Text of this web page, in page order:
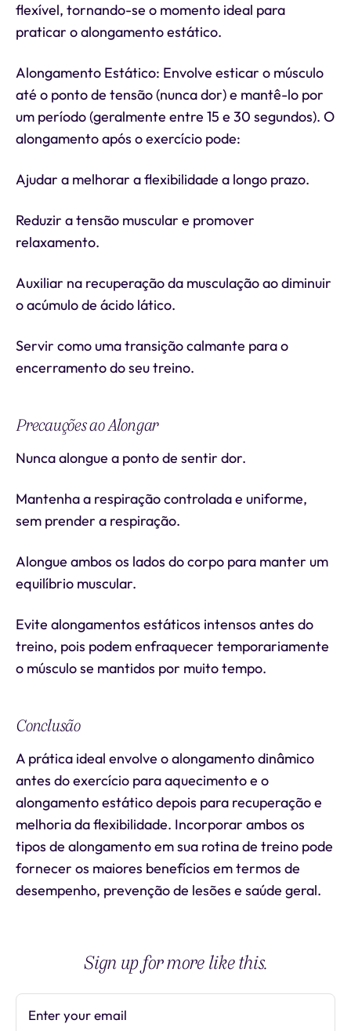
flexível, tornando-se o momento ideal para
praticar o alongamento estático.
Alongamento Estático: Envolve esticar o músculo
até o ponto de tensão (nunca dor) e mantê-lo por
um período (geralmente entre 15 e 30 segundos). O
alongamento após o exercício pode:
Ajudar a melhorar a flexibilidade a longo prazo.
Reduzir a tensão muscular e promover
relaxamento.
Auxiliar na recuperação da musculação ao diminuir
o acúmulo de ácido lático.
Servir como uma transição calmante para o
encerramento do seu treino.
Precauções ao Alongar
Nunca alongue a ponto de sentir dor.
Mantenha a respiração controlada e uniforme,
sem prender a respiração.
Alongue ambos os lados do corpo para manter um
equilíbrio muscular.
Evite alongamentos estáticos intensos antes do
treino, pois podem enfraquecer temporariamente
o músculo se mantidos por muito tempo.
Conclusão
A prática ideal envolve o alongamento dinâmico
antes do exercício para aquecimento e o
alongamento estático depois para recuperação e
melhoria da flexibilidade. Incorporar ambos os
tipos de alongamento em sua rotina de treino pode
fornecer os maiores benefícios em termos de
desempenho, prevenção de lesões e saúde geral.
Sign up for more like this.
Enter your email